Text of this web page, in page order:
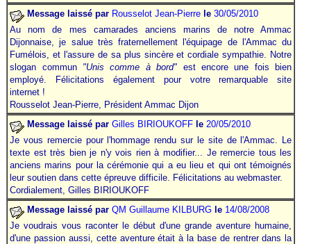
Message laissé par Rousselot Jean-Pierre le 30/05/2010
Au nom de mes camarades anciens marins de notre Ammac
Dijonnaise, je salue très fraternellement l'équipage de l'Ammac du
Fumélois, et l'assure de sa plus sincère et cordiale sympathie. Notre
slogan commun "Unis comme à bord" est encore une fois bien
employé. Félicitations également pour votre remarquable site
internet !
Rousselot Jean-Pierre, Président Ammac Dijon
Message laissé par Gilles BIRIOUKOFF le 20/05/2010
Je vous remercie pour l'hommage rendu sur le site de l'Ammac. Le
texte est très bien je n'y vois rien à modifier... Je remercie tous les
anciens marins pour la cérémonie qui a eu lieu et qui ont témoignés
leur soutien dans cette épreuve difficile. Félicitations au webmaster.
Cordialement, Gilles BIRIOUKOFF
Message laissé par QM Guillaume KILBURG le 14/08/2008
Je voudrais vous raconter le début d'une grande aventure humaine,
d'une passion aussi, cette aventure était à la base de rentrer dans la